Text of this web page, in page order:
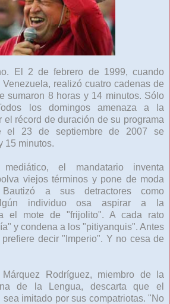
El 2 de febrero de 1999, cuando
realizó cuatro cadenas de
sumaron 8 horas y 14 minutos. Sólo
los domingos amenaza a la
el récord de duración de su programa
el 23 de septiembre de 2007 se
15 minutos.
el mandatario inventa
viejos términos y pone de moda
Bautizó a sus detractores como
individuo osa aspirar a la
el mote de "frijolito". A cada rato
y condena a los "pitiyanquis". Antes
decir "Imperio". Y no cesa de
Rodríguez, miembro de la
de la Lengua, descarta que el
sea imitado por sus compatriotas. "No